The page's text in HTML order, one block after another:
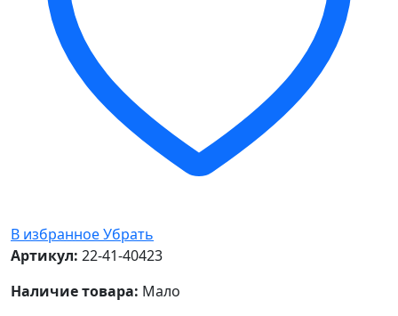
В избранноеУбрать
Артикул: 22-41-40423
Наличие товара: Мало